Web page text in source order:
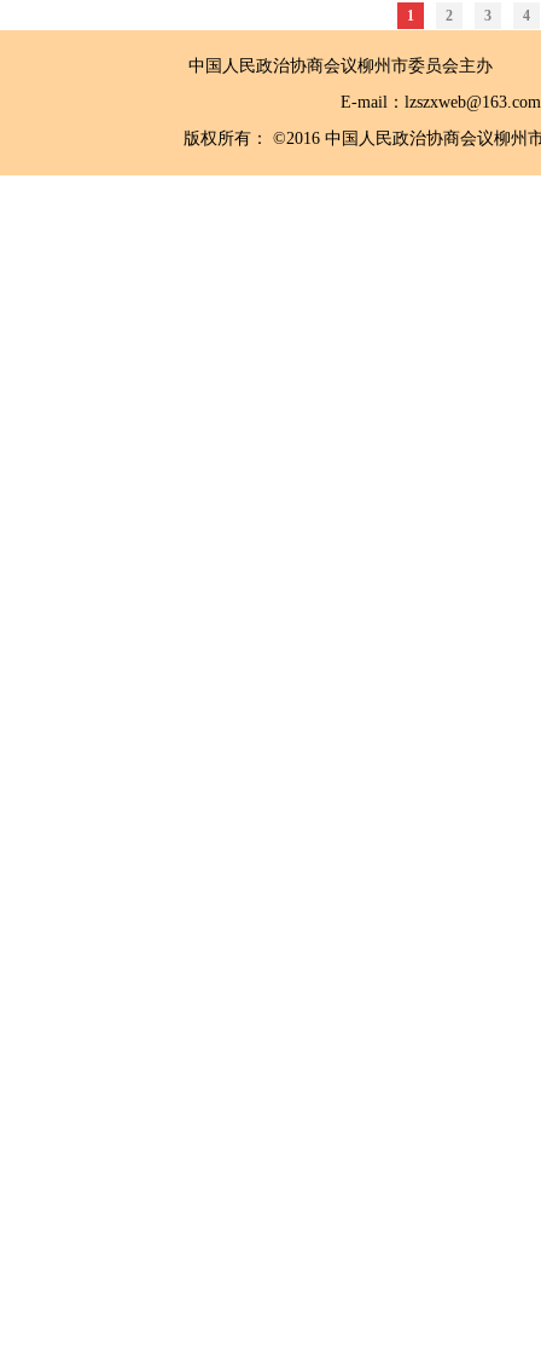
1 2 3 4
中国人民政治协商会议柳州市委员会
E-mail：
版权所有： ©2016 中国人民政治协商